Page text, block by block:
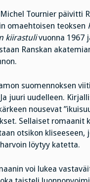
Tournier päivitti
omaehtoisen teoksen
kiirastulivuonna 1967
Ranskan
suomennoksen
juuri uudelleen.
nousevat
Sellaiset romaanit
otsikon kliseeseen,
löytyy katetta.
voi lukea